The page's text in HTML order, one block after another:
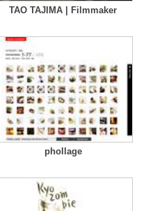
TAO TAJIMA | Filmmaker
phollage